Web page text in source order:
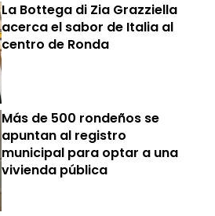
La Bottega di Zia Grazziella
acerca el sabor de Italia al
centro de Ronda
Más de 500 rondeños se
apuntan al registro
municipal para optar a una
vivienda pública